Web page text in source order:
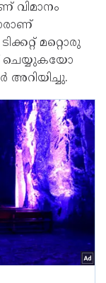
വിമാനം
മറ്റൊരു
ചെയ്യുകയോ